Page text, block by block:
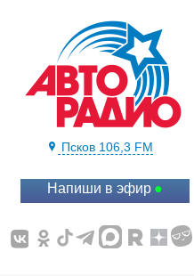
Псков 106,3 FM
Напиши в эфир